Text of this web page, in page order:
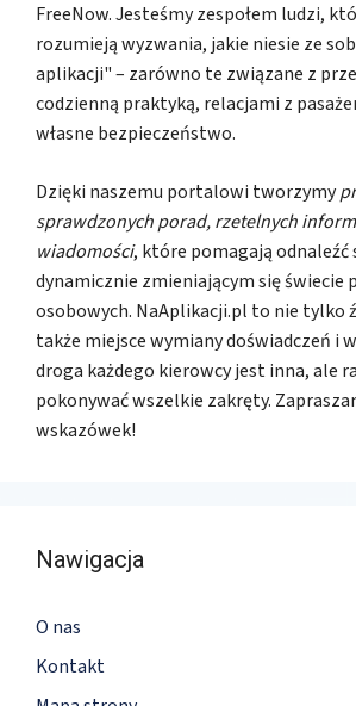
FreeNow. Jesteśmy zespołem ludzi,
rozumieją wyzwania, jakie niesie ze
aplikacji" – zarówno te związane z
codzienną praktyką, relacjami z
własne bezpieczeństwo.
Dzięki naszemu portalowi tworzymy
sprawdzonych porad, rzetelnych
wiadomości, które pomagają odnaleźć
dynamicznie zmieniającym się świecie
osobowych. NaAplikacji.pl to nie tylko
także miejsce wymiany doświadczeń i
droga każdego kierowcy jest inna, ale
pokonywać wszelkie zakręty.
wskazówek!
Nawigacja
O nas
Kontakt